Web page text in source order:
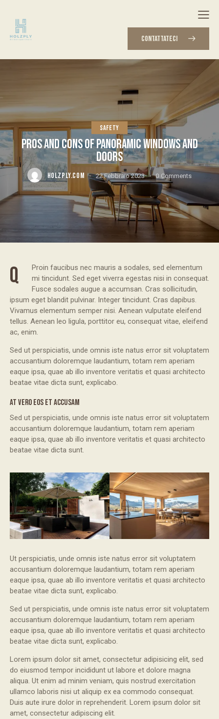
CONTATTATECI
SAFETY
PROS AND CONS OF PANORAMIC WINDOWS AND
DOORS
HOLZPLY.COM 22 Febbraio 2023 0 Comments
Q
Proin faucibus nec mauris a sodales, sed elementum
mi tincidunt. Sed eget viverra egestas nisi in consequat.
Fusce sodales augue a accumsan. Cras sollicitudin,
ipsum eget blandit pulvinar. Integer tincidunt. Cras dapibus.
Vivamus elementum semper nisi. Aenean vulputate eleifend
tellus. Aenean leo ligula, porttitor eu, consequat vitae, eleifend
ac, enim.
Sed ut perspiciatis, unde omnis iste natus error sit voluptatem
accusantium doloremque laudantium, totam rem aperiam
eaque ipsa, quae ab illo inventore veritatis et quasi architecto
beatae vitae dicta sunt, explicabo.
AT VERO EOS ET ACCUSAM
Sed ut perspiciatis, unde omnis iste natus error sit voluptatem
accusantium doloremque laudantium, totam rem aperiam
eaque ipsa, quae ab illo inventore veritatis et quasi architecto
beatae vitae dicta sunt.
Ut perspiciatis, unde omnis iste natus error sit voluptatem
accusantium doloremque laudantium, totam rem aperiam
eaque ipsa, quae ab illo inventore veritatis et quasi architecto
beatae vitae dicta sunt, explicabo.
Sed ut perspiciatis, unde omnis iste natus error sit voluptatem
accusantium doloremque laudantium, totam rem aperiam
eaque ipsa, quae ab illo inventore veritatis et quasi architecto
beatae vitae dicta sunt, explicabo.
Lorem ipsum dolor sit amet, consectetur adipisicing elit, sed
do eiusmod tempor incididunt ut labore et dolore magna
aliqua. Ut enim ad minim veniam, quis nostrud exercitation
ullamco laboris nisi ut aliquip ex ea commodo consequat.
Duis aute irure dolor in reprehenderit. Lorem ipsum dolor sit
amet, consectetur adipiscing elit.